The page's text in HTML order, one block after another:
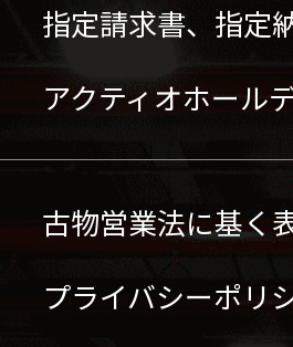
指定請求書、指定
アクティオホール
古物営業法に基く
プライバシーポリ